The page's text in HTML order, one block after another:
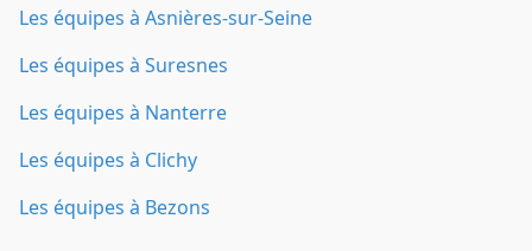
Les équipes à Asnières-sur-Seine
Les équipes à Suresnes
Les équipes à Nanterre
Les équipes à Clichy
Les équipes à Bezons